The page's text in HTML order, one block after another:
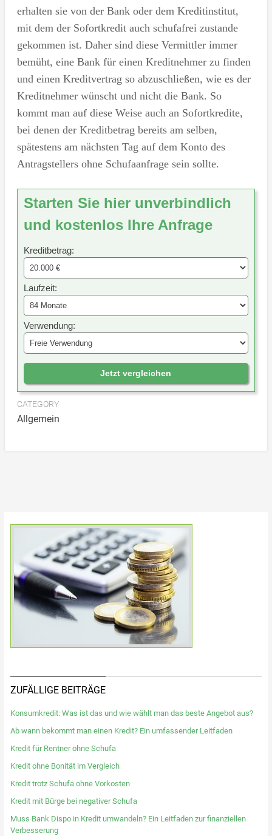
erhalten sie von der Bank oder dem Kreditinstitut,
mit dem der Sofortkredit auch schufafrei zustande
gekommen ist. Daher sind diese Vermittler immer
bemüht, eine Bank für einen Kreditnehmer zu finden
und einen Kreditvertrag so abzuschließen, wie es der
Kreditnehmer wünscht und nicht die Bank. So
kommt man auf diese Weise auch an Sofortkredite,
bei denen der Kreditbetrag bereits am selben,
spätestens am nächsten Tag auf dem Konto des
Antragstellers ohne Schufaanfrage sein sollte.
Starten Sie hier unverbindlich
und kostenlos Ihre Anfrage
Kreditbetrag:
Laufzeit:
Verwendung:
Jetzt vergleichen
CATEGORY
Allgemein
ZUFÄLLIGE BEITRÄGE
Konsumkredit: Was ist das und wie wählt man das beste Angebot aus?
Ab wann bekommt man einen Kredit? Ein umfassender Leitfaden
Kredit für Rentner ohne Schufa
Kredit ohne Bonität im Vergleich
Kredit trotz Schufa ohne Vorkosten
Kredit mit Bürge bei negativer Schufa
Muss Bank Dispo in Kredit umwandeln? Ein Leitfaden zur finanziellen
Verbesserung